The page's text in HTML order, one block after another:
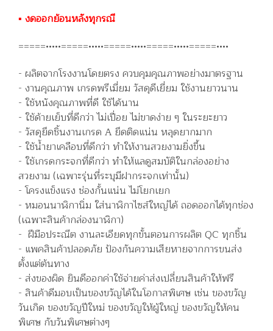
▪️ งดออกย้อนหลังทุกรณี
=====•••••=====•••••=====•••••=====•••••=====••••
- ผลิตจากโรงงานโดยตรง ควบคุมคุณภาพอย่างมาตรฐาน
- งานคุณภาพ เกรดพรีเมี่ยม วัสดุดีเยี่ยม ใช้งานยาวนาน
- ใช้หนังคุณภาพที่ดี ใช้ได้นาน
- ใช้ด้ายเย็บที่ดีกว่า ไม่เปื่อย ไม่ขาดง่าย ๆ ในระยะยาว
- วัสดุยึดชิ้นงานเกรด A ยึดติดแน่น หลุดยากมาก
- ใช้น้ำยาเคลือบที่ดีกว่า ทำให้งานสวยงามยิ่งขึ้น
- ใช้เกรดกระจกที่ดีกว่า ทำให้แลดูสมบัติในกล่องอย่าง
สวยงาม (เฉพาะรุ่นที่ระบุมีฝากระจกเท่านั้น)
- โครงแข็งแรง ช่องกั้นแน่น ไม่โยกเยก
- หมอนนาฬิกานิ่ม ใส่นาฬิกาไซส์ใหญ่ได้ ถอดออกได้ทุกช่อง
(เฉพาะสินค้ากล่องนาฬิกา)
- ฝีมือประณีต งานละเอียดทุกขั้นตอนการผลิต QC ทุกชิ้น
- แพคสินค้าปลอดภัย ป้องกันความเสียหายจากการขนส่ง
ตั้งแต่ต้นทาง
- ส่งของผิด ยินดีออกค่าใช้จ่ายค่าส่งเปลี่ยนสินค้าให้ฟรี
- สินค้าดีมอบเป็นของขวัญได้ในโอกาสพิเศษ เช่น ของขวัญ
วันเกิด ของขวัญปีใหม่ ของขวัญให้ผู้ใหญ่ ของขวัญให้คน
พิเศษ กับวันพิเศษต่างๆ